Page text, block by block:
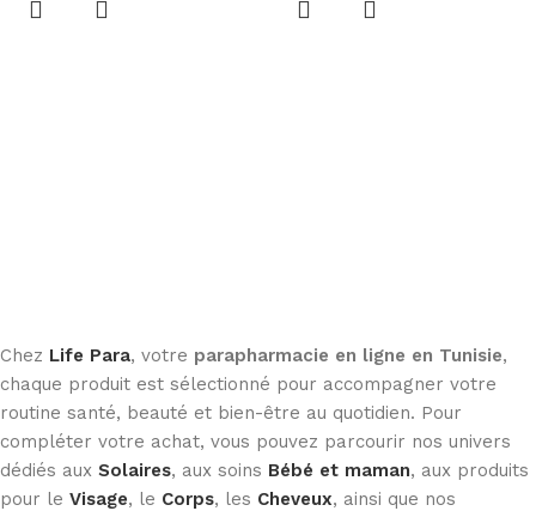
Chez Life Para, votre parapharmacie en ligne en Tunisie,
chaque produit est sélectionné pour accompagner votre
routine santé, beauté et bien-être au quotidien. Pour
compléter votre achat, vous pouvez parcourir nos univers
dédiés aux Solaires, aux soins Bébé et maman, aux produits
pour le Visage, le Corps, les Cheveux, ainsi que nos